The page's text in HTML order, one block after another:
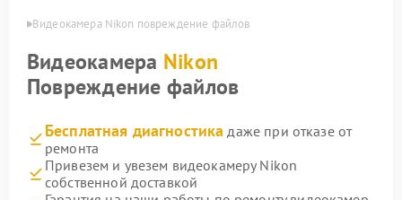
Видеокамера Nikon повреждение файлов
Видеокамера Nikon
Повреждение файлов
Бесплатная диагностика даже при отказе от
ремонта
Привезем и увезем видеокамеру Nikon
собственной доставкой